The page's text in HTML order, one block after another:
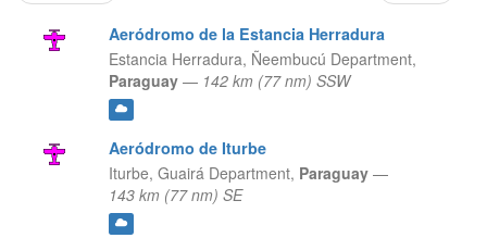
Aeródromo de la Estancia Herradura
Estancia Herradura, Ñeembucú Department,
Paraguay — 142 km (77 nm) SSW
Aeródromo de Iturbe
Iturbe, Guairá Department, Paraguay —
143 km (77 nm) SE